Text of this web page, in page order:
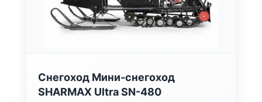
Снегоход Мини-снегоход
SHARMAX Ultra SN-480